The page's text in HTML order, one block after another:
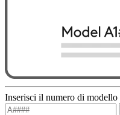
Inserisci il numero di modello